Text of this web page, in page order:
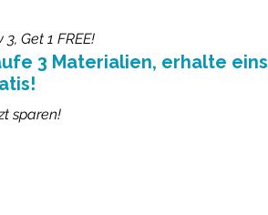
sparen!
3 Materialien, erhalte eins
3, Get 1 FREE!